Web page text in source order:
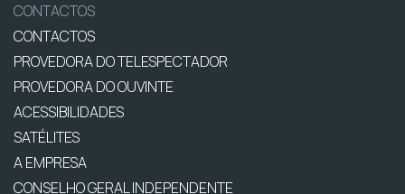
CONTACTOS
CONTACTOS
PROVEDORA DO TELESPECTADOR
PROVEDORA DO OUVINTE
ACESSIBILIDADES
SATÉLITES
A EMPRESA
CONSELHO GERAL INDEPENDENTE